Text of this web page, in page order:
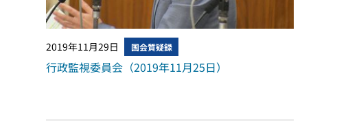
2019年11月29日 国会質疑録
行政監視委員会（2019年11月25日）